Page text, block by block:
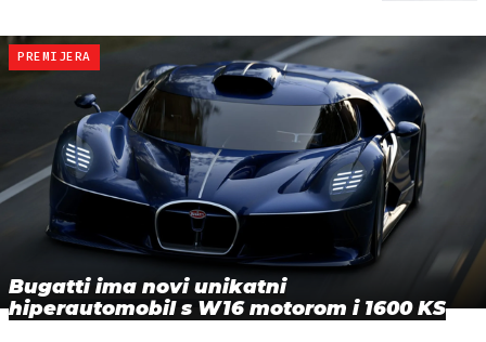
PREMIJERA
Bugatti ima novi unikatni
hiperautomobil s W16 motorom i 1600 KS